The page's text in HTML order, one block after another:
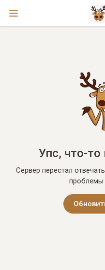
Упс, что-
Сервер перестал
проблемы